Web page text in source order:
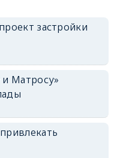
застройки
и Матросу»